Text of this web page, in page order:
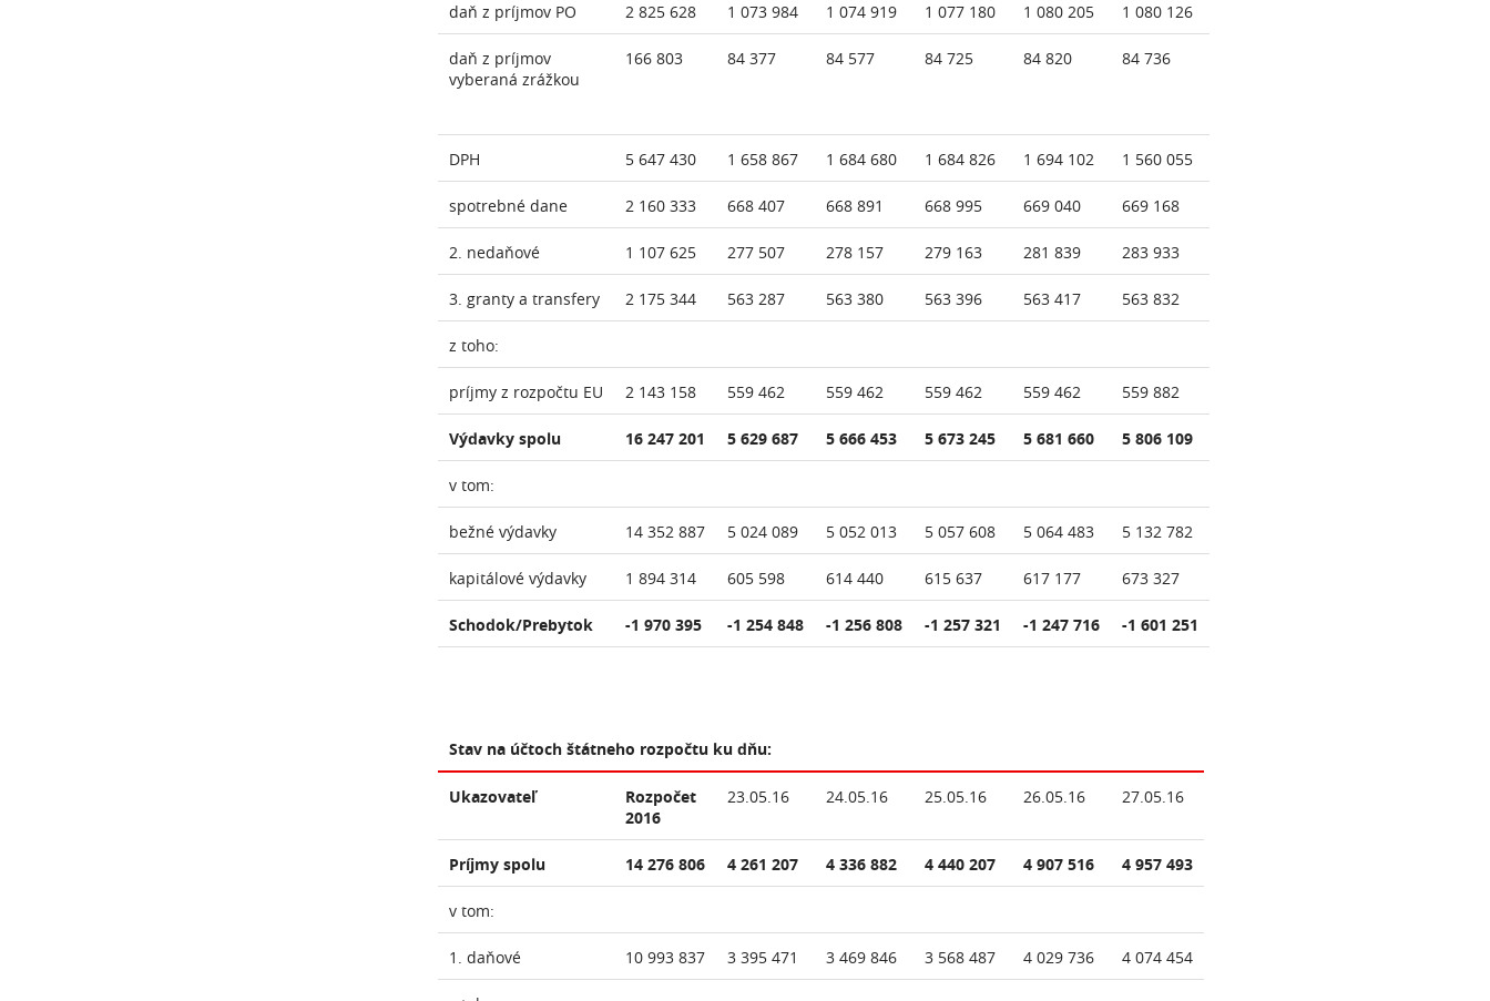
daň z príjmov PO 2 825 628 1 073 984 1 074 919 1 077 180 1 080 205 1 080 126
daň z príjmov
vyberaná zrážkou
166 803 84 377 84 577 84 725 84 820 84 736
DPH 5 647 430 1 658 867 1 684 680 1 684 826 1 694 102 1 560 055
spotrebné dane 2 160 333 668 407 668 891 668 995 669 040 669 168
2. nedaňové 1 107 625 277 507 278 157 279 163 281 839 283 933
3. granty a transfery 2 175 344 563 287 563 380 563 396 563 417 563 832
z toho:
príjmy z rozpočtu EU 2 143 158 559 462 559 462 559 462 559 462 559 882
Výdavky spolu 16 247 201 5 629 687 5 666 453 5 673 245 5 681 660 5 806 109
v tom:
bežné výdavky 14 352 887 5 024 089 5 052 013 5 057 608 5 064 483 5 132 782
kapitálové výdavky 1 894 314 605 598 614 440 615 637 617 177 673 327
Schodok/Prebytok -1 970 395 -1 254 848 -1 256 808 -1 257 321 -1 247 716 -1 601 251
Stav na účtoch štátneho rozpočtu ku dňu:
Ukazovateľ
Rozpočet
2016
23.05.16 24.05.16 25.05.16 26.05.16 27.05.16
Príjmy spolu 14 276 806 4 261 207 4 336 882 4 440 207 4 907 516 4 957 493
v tom:
1. daňové 10 993 837 3 395 471 3 469 846 3 568 487 4 029 736 4 074 454